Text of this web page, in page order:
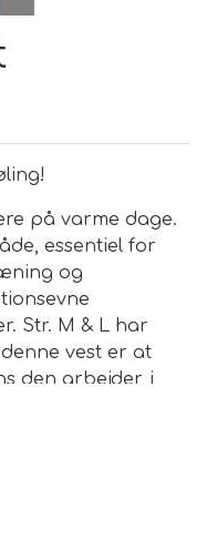
på varme dage.
essentiel for
og
Str. M & L har
vest er at
den arbejder, i